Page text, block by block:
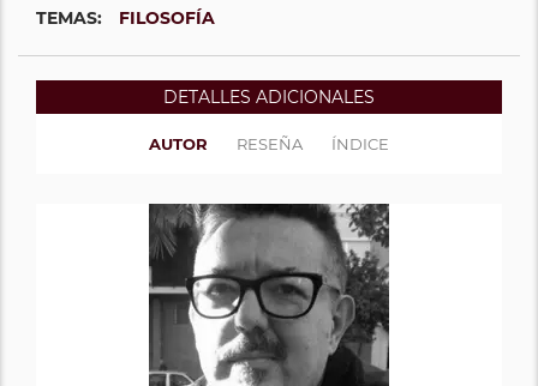
TEMAS: FILOSOFÍA
DETALLES ADICIONALES
AUTOR RESEÑA ÍNDICE